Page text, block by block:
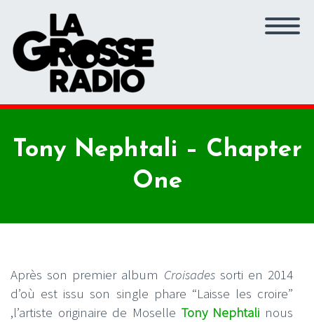
Tony Nephtali – Chapter
One
Après son premier album Croisadessorti en 2014
d’où est issu son single phare “Laisse les croire”
,l’artiste originaire de Moselle Tony Nephtali nous